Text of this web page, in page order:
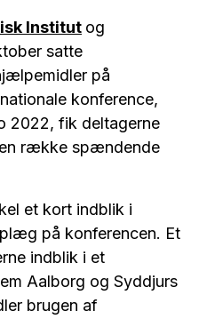
Institut og
satte
på
konference,
2022, fik deltagerne
række spændende
et kort indblik i
på konferencen. Et
indblik i et
Aalborg og Syddjurs
brugen af